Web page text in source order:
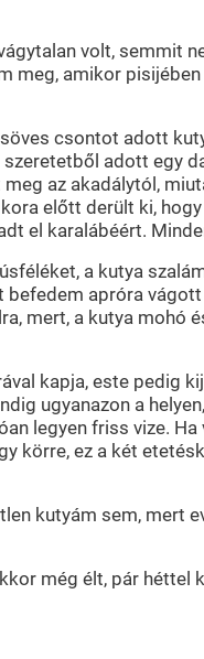
volt, semmit
meg, amikor
csontot adott
adott egy
az akadálytól,
előtt derült ki,
el karalábéért.
a kutya
apróra
mert, a kutya mohó
kapja, este pedig
ugyanazon a
legyen friss vize.
körre, ez a két
kutyám sem, mert
még élt, pár héttel